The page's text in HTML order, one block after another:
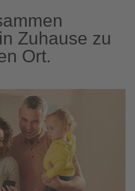
Zuhause zu
Ort.